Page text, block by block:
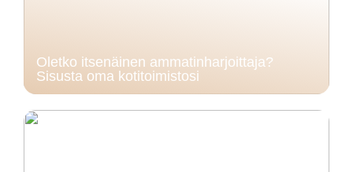
Oletko itsenäinen ammatinharjoittaja?
Sisusta oma kotitoimistosi